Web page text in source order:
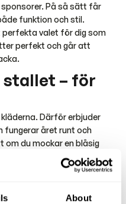
About
På så sätt får
funktion och stil.
valet för dig som
perfekt och går att
– för
Därför erbjuder
fungerar året runt och
om du mockar en blåsig
i sommarvärme, finns en
och skyddad.
som de är lätta att röra